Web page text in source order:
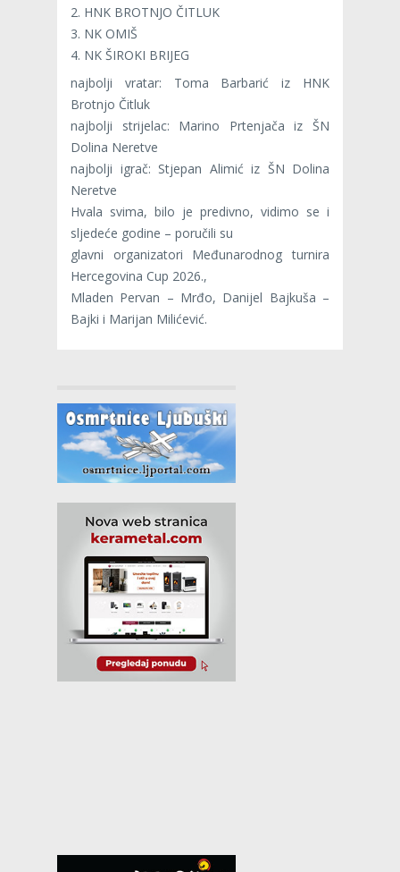
2. HNK BROTNJO ČITLUK
3. NK OMIŠ
4. NK ŠIROKI BRIJEG
najbolji vratar: Toma Barbarić iz HNK
Brotnjo Čitluk
najbolji strijelac: Marino Prtenjača iz ŠN
Dolina Neretve
najbolji igrač: Stjepan Alimić iz ŠN Dolina
Neretve
Hvala svima, bilo je predivno, vidimo se i
sljedeće godine – poručili su
glavni organizatori Međunarodnog turnira
Hercegovina Cup 2026.,
Mladen Pervan – Mrđo, Danijel Bajkuša –
Bajki i Marijan Milićević.